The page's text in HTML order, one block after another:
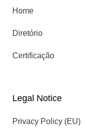
Home
Diretório
Certificação
Legal Notice
Privacy Policy (EU)